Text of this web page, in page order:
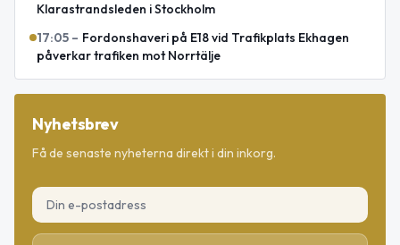
Klarastrandsleden i Stockholm
17:05 – Fordonshaveri på E18 vid Trafikplats Ekhagen
påverkar trafiken mot Norrtälje
Nyhetsbrev
Få de senaste nyheterna direkt i din inkorg.